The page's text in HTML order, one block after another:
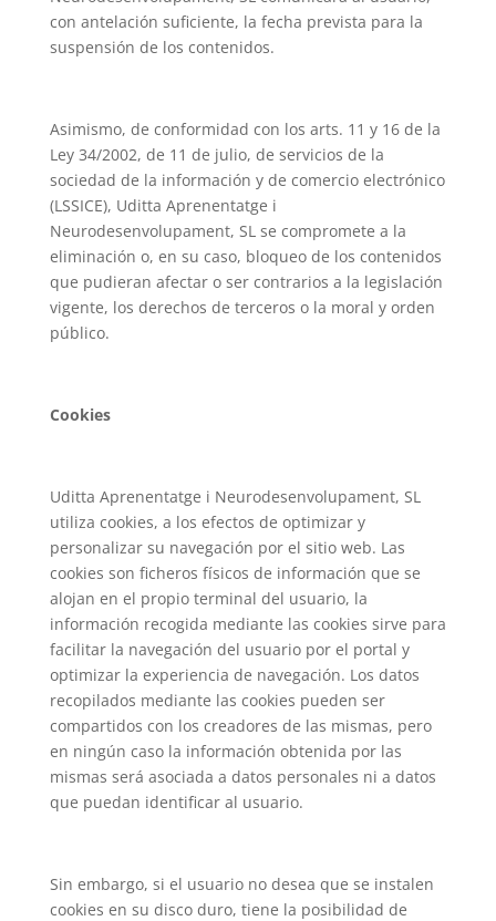
con antelación suficiente, la fecha prevista para la
suspensión de los contenidos.
Asimismo, de conformidad con los arts. 11 y 16 de la
Ley 34/2002, de 11 de julio, de servicios de la
sociedad de la información y de comercio electrónico
(LSSICE), Uditta Aprenentatge i
Neurodesenvolupament, SL se compromete a la
eliminación o, en su caso, bloqueo de los contenidos
que pudieran afectar o ser contrarios a la legislación
vigente, los derechos de terceros o la moral y orden
público.
Cookies
Uditta Aprenentatge i Neurodesenvolupament, SL
utiliza cookies, a los efectos de optimizar y
personalizar su navegación por el sitio web. Las
cookies son ficheros físicos de información que se
alojan en el propio terminal del usuario, la
información recogida mediante las cookies sirve para
facilitar la navegación del usuario por el portal y
optimizar la experiencia de navegación. Los datos
recopilados mediante las cookies pueden ser
compartidos con los creadores de las mismas, pero
en ningún caso la información obtenida por las
mismas será asociada a datos personales ni a datos
que puedan identificar al usuario.
Sin embargo, si el usuario no desea que se instalen
cookies en su disco duro, tiene la posibilidad de